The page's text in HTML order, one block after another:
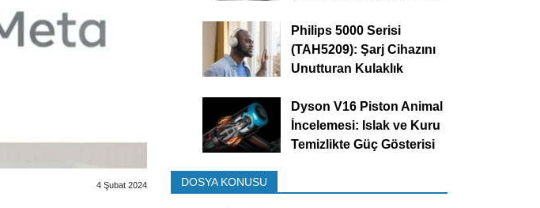
4 Şubat 2024
Philips 5000 Serisi
(TAH5209): Şarj Cihazını
Unutturan Kulaklık
Dyson V16 Piston Animal
İncelemesi: Islak ve Kuru
Temizlikte Güç Gösterisi
DOSYA KONUSU